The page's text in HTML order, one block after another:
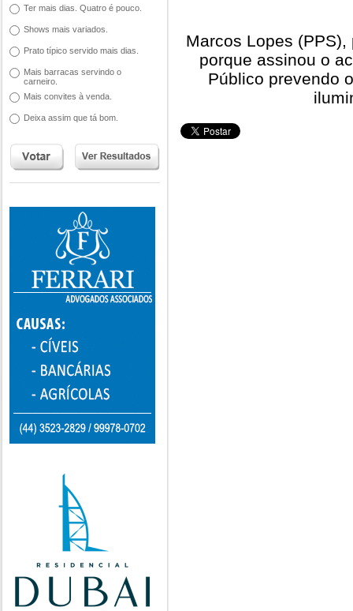
Ter mais dias. Quatro é pouco.
Shows mais variados.
Prato típico servido mais dias.
Mais barracas servindo o
carneiro.
Mais convites à venda.
Deixa assim que tá bom.
Marcos Lopes
porque assinou o
Público prevendo